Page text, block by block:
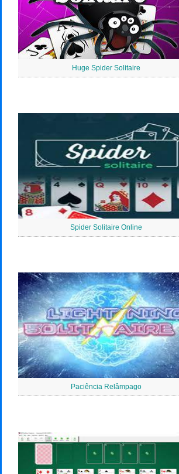
Huge Spider Solitaire
Spider Solitaire Online
Paciência Relâmpago